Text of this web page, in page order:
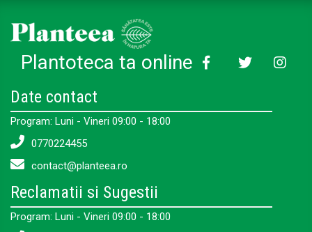
Plantoteca ta online
Date contact
Program: Luni - Vineri 09:00 - 18:00
0770224455
contact@planteea.ro
Reclamatii si Sugestii
Program: Luni - Vineri 09:00 - 18:00